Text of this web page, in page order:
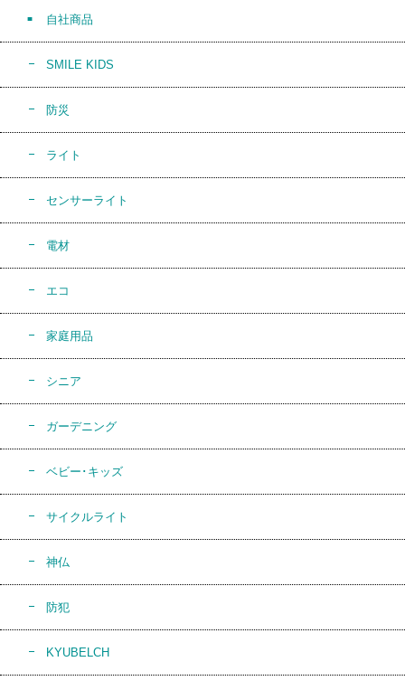
自社商品
SMILE KIDS
防災
ライト
センサーライト
電材
エコ
家庭用品
シニア
ガーデニング
ベビー･キッズ
サイクルライト
神仏
防犯
KYUBELCH